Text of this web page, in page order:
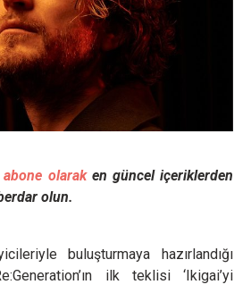
abone olaraken güncel içeriklerden
olun.
buluşturmaya hazırlandığı
ilk teklisi ‘Ikigai’yi